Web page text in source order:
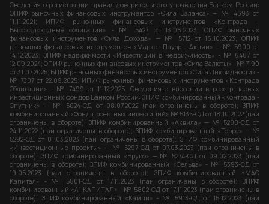
Сведения о регистрации правил доверительного управления Банком России:
ОПИФ рыночных финансовых инструментов «Сила Баланса» — № 4693 от
11.11.2021; ИПИФ рыночных финансовых инструментов «Контрада –
Высокодоходные облигации» - № 5427 от 13.06.2023; ОПИФ рыночных
финансовых инструментов «Сила Дохода» — № 5712 от 16.10.2023; ОПИФ
рыночных финансовых инструментов «Маркет Пауэр - Акции» - № 5900 от
14.12.2023; ЗПИФ недвижимости «Инвестиции в недвижимость» - № 6487 от
12.09.2024; ОПИФ рыночных финансовых инструментов «Сила Валюты» - № 7199
от 31.07.2025; БПИФ рыночных финансовых инструментов «Сила Ликвидности» -
№ 7307 от 22.09.2025; ИПИФ рыночных финансовых инструментов «Контрада
Облигации» - № 7499 от 11.12.2025. Сведения о внесении в реестр паевых
инвестиционных фондов Банком России: ЗПИФ комбинированный «Контрада -
Спутник» — № 5024-СД от 08.07.2022 (паи ограничены в обороте); ЗПИФ
комбинированный «Фонд проектных инвестиций» № 5135-СД от 18.10.2022 (паи
ограничены в обороте); ЗПИФ комбинированный «Аквила» — № 5200-СД от
24.11.2022 (паи ограничены в обороте); ЗПИФ комбинированный «Торре» — №
5292-СД от 01.03.2023 (паи ограничены в обороте); ЗПИФ комбинированный
«Инвестиционные проекты» — № 5297-СД от 07.03.2023 (паи ограничены в
обороте); ЗПИФ комбинированный «Бруко» — № 5274-СД от 09.02.2023 (паи
ограничены в обороте); ЗПИФ комбинированный «Сельва» - № 5393-СД от
19.05.2023 (паи ограничены в обороте); ЗПИФ комбинированный «МАС
Капитал» - № 5801-СД от 17.11.2023 (паи ограничены в обороте); ЗПИФ
комбинированный «А1 КАПИТАЛ» - № 5802-СД от 17.11.2023 (паи ограничены в
обороте); ЗПИФ комбинированный «Кампи» - № 5913-СД от 15.12.2023 (паи